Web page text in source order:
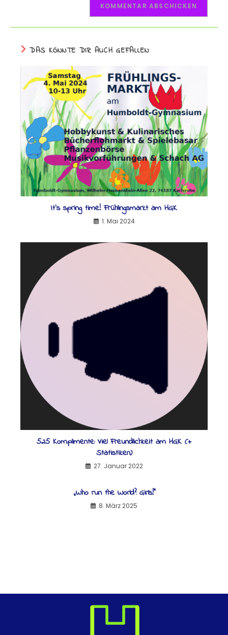
DAS KÖNNTE DIR AUCH GEFALLEN
It’s spring time! Frühlingsmarkt am HGK
1. Mai 2024
525 Komplimente: Viel Freundlichkeit am HGK (+
Statistiken)
27. Januar 2022
„Who run the World? Girls!“
8. März 2025